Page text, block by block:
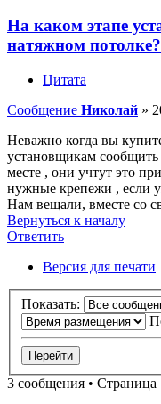
На каком этапе
натяжном потолке?
Цитата
Сообщение Николай »
Неважно когда вы
установщикам сообщить
месте , они учтут это
нужные крепежи , если
Нам вещали, вместе со
Вернуться к началу
Ответить
Ответить
Версия для печати
Показать:
3 сообщения • Страница